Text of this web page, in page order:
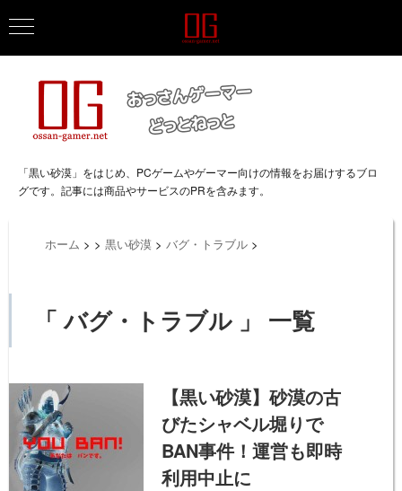
「黒い砂漠」をはじめ、PCゲームやゲーマー向けの情報をお届けするブロ
グです。記事には商品やサービスのPRを含みます。
ホーム > > 黒い砂漠 > バグ・トラブル >
「 バグ・トラブル 」 一覧
【黒い砂漠】砂漠の古
びたシャベル堀りで
BAN事件！運営も即時
利用中止に